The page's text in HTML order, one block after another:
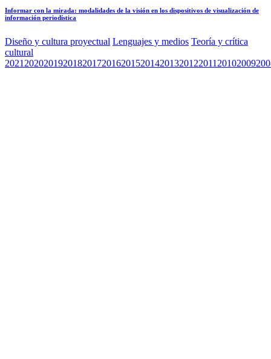
Informar con la mirada: modalidades de la visión en los dispositivos de visualización de
información periodística
Diseño y cultura proyectual Lenguajes y medios Teoría y crítica
cultural
2021202020192018201720162015201420132012201120102009